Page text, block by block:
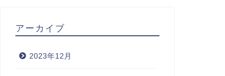
アーカイブ
2023年12月